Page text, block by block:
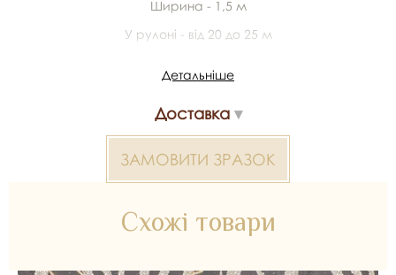
Ширина - 1,5 м
У рулоні - від 20 до 25 м
Глітер 2000000320601 — матеріал для весільних суконь,
Детальніше
Доставка
ЗАМОВИТИ ЗРАЗОК
Схожі товари